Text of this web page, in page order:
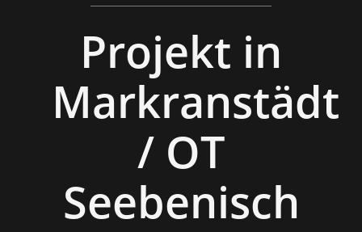
Projekt in
Markranstädt
/ OT
Seebenisch